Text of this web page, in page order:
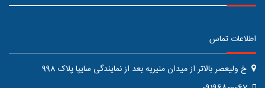
اطلاعات تماس
خ ولیعصر بالاتر از میدان منیریه بعد از نمایندگی سایپا پلاک 998